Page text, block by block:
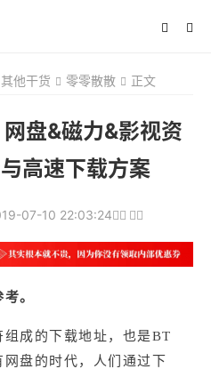
其他干货 零零散散 正文
盘&磁力&影视资
高速下载方案
07-10 22:03:24
。
成的下载地址，也是BT
盘的时代，人们通过下